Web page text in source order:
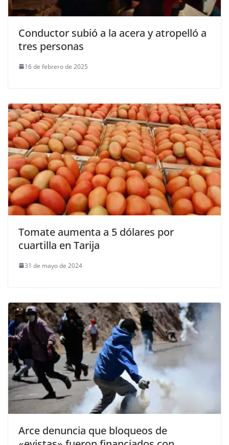
Conductor subió a la acera y atropelló a
tres personas
16 de febrero de 2025
Tomate aumenta a 5 dólares por
cuartilla en Tarija
31 de mayo de 2024
Arce denuncia que bloqueos de